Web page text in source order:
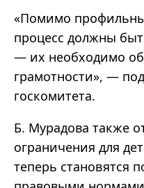
«Помимо
процесс должны
— их необходимо
грамотности», —
госкомитета.
Б. Мурадова также
ограничения для
теперь становятся